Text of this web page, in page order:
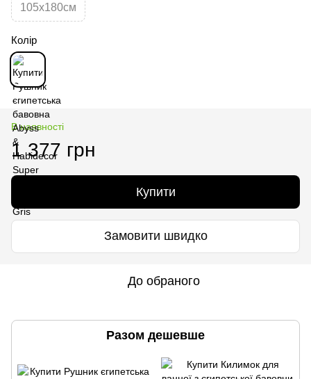
105х180см
Колір
В наявності
1 377 грн
Купити
Замовити швидко
До обраного
Разом дешевше